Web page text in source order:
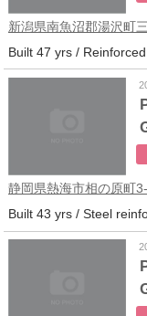
新潟県南魚沼郡湯沢町
静岡県熱海市相の原町